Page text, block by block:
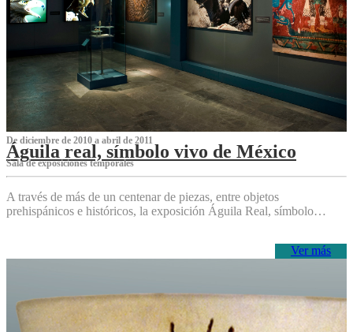
De diciembre de 2010 a abril de 2011
Águila real, símbolo vivo de México
Sala de exposiciones temporales
A través de más de un centenar de piezas, entre objetos
prehispánicos e históricos, la exposición Águila Real, símbolo…
Ver más